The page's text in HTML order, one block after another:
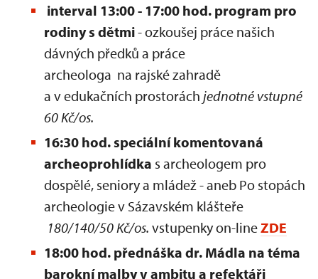
interval 13:00 - 17:00 hod. program pro
rodiny s dětmi- ozkoušej práce našich
dávných předků a práce
archeologa na rajské zahradě
a v edukačních prostorách jednotné vstupné
60 Kč/os.
16:30 hod. speciální komentovaná
archeoprohlídka s archeologem pro
dospělé, seniory a mládež - aneb Po stopách
archeologie v Sázavském klášteře
180/140/50 Kč/os. vstupenky on-lineZDE
18:00 hod. přednáška dr. Mádla na téma
barokní malby v ambitu a refektáři